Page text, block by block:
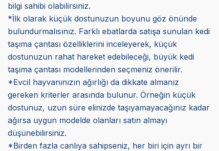
bilgi sahibi olabilirsiniz.
*İlk olarak küçük dostunuzun boyunu göz önünde
bulundurmalısınız. Farklı ebatlarda satışa sunulan kedi
taşıma çantası özelliklerini inceleyerek, küçük
dostunuzun rahat hareket edebileceği, büyük kedi
taşıma çantası modellerinden seçmeniz önerilir.
*Evcil hayvanınızın ağırlığı da dikkate almanız
gereken kriterler arasında bulunur. Örneğin küçük
dostunuz, uzun süre elinizde taşıyamayacağınız kadar
ağırsa uygun modelde olanları satın almayı
düşünebilirsiniz.
*Birden fazla canlıya sahipseniz, her biri için ayrı bir